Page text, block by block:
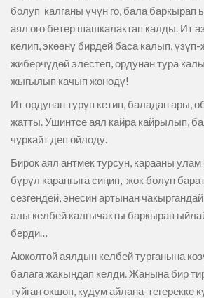
болуп калганы үчүн го, бала баркырап
аял ого бетер шашкалактап калды. Ит
келип, экөөнү бирдей баса калып,
жиберчүдөй элестеп, ордунан тура
жыгылып качып жөнөдү!
Ит ордунан туруп кетип, баладан ары,
жатты. Ушинтсе аял кайра кайрылып,
чуркайт деп ойлоду.
Бирок аял антмек турсун, карааны улам
бүрүл караңгыга сиңип, жок болуп
сезгендей, энесин артынан
алы келбей калгычакты баркырап
берди…
Акжолтой аялдын келбей турганына
балага жакындап келди. Жанына бир
туйган окшоп, кудум айлана-тегерекке